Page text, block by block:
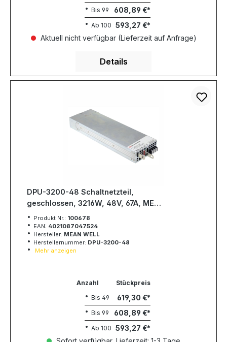
Bis 99 608,89 €
Ab 100 593,27 €
Aktuell nicht verfügbar (Lieferzeit auf Anfrage)
Details
DPU-3200-48 Schaltnetzteil,
geschlossen, 3216W, 48V, 67A, MEAN
WELL
Produkt Nr.: 100678
EAN: 4021087047524
Hersteller: MEAN WELL
Herstellernummer: DPU-3200-48
Mehr anzeigen
Anzahl
Stückpreis
Bis 49 619,30 €
Bis 99 608,89 €
Ab 100 593,27 €